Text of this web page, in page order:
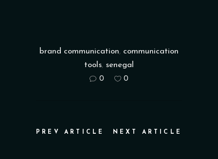
brand communication, communication
tools, senegal
0 0
PREV ARTICLE NEXT ARTICLE